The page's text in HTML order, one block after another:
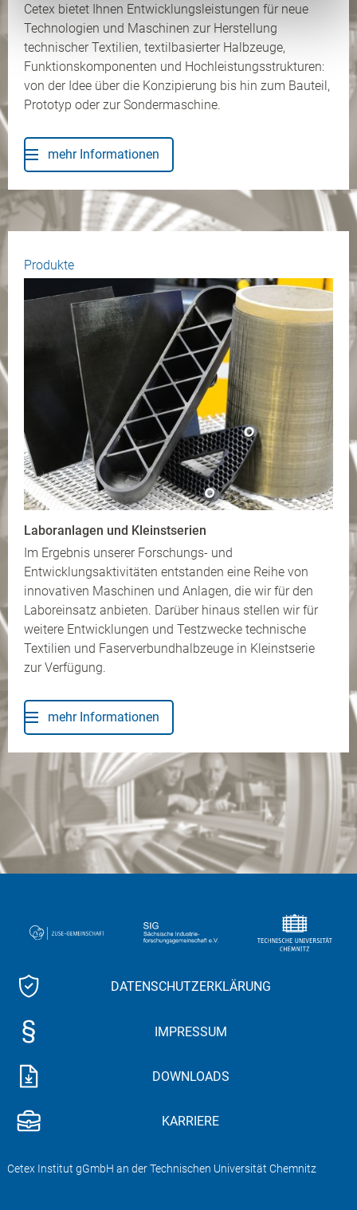
Cetex bietet Ihnen Entwicklungsleistungen für neue
Technologien und Maschinen zur Herstellung
technischer Textilien, textilbasierter Halbzeuge,
Funktionskomponenten und Hochleistungsstrukturen:
von der Idee über die Konzipierung bis hin zum Bauteil,
Prototyp oder zur Sondermaschine.
mehr Informationen
Produkte
Laboranlagen und Kleinstserien
Im Ergebnis unserer Forschungs- und
Entwicklungsaktivitäten entstanden eine Reihe von
innovativen Maschinen und Anlagen, die wir für den
Laboreinsatz anbieten. Darüber hinaus stellen wir für
weitere Entwicklungen und Testzwecke technische
Textilien und Faserverbundhalbzeuge in Kleinstserie
zur Verfügung.
mehr Informationen
DATENSCHUTZERKLÄRUNG
IMPRESSUM
DOWNLOADS
KARRIERE
Cetex Institut gGmbH an der Technischen Universität Chemnitz